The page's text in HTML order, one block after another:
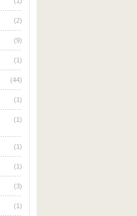
(2)
(9)
(1)
(44)
(1)
(1)
(1)
(1)
(3)
(1)